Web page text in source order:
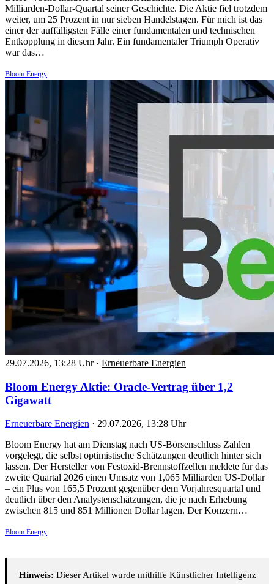
Milliarden-Dollar-Quartal seiner Geschichte. Die Aktie fiel trotzdem
weiter, um 25 Prozent in nur sieben Handelstagen. Für mich ist das
einer der auffälligsten Fälle einer fundamentalen und technischen
Entkopplung in diesem Jahr. Ein fundamentaler Triumph Operativ
war das…
Bloom Energy
29.07.2026, 13:28 Uhr · Erneuerbare Energien
Bloom Energy Aktie: Oracle-Vertrag über 1,2
Gigawatt
Erneuerbare Energien · 29.07.2026, 13:28 Uhr
Bloom Energy hat am Dienstag nach US-Börsenschluss Zahlen
vorgelegt, die selbst optimistische Schätzungen deutlich hinter sich
lassen. Der Hersteller von Festoxid-Brennstoffzellen meldete für das
zweite Quartal 2026 einen Umsatz von 1,065 Milliarden US-Dollar
– ein Plus von 165,5 Prozent gegenüber dem Vorjahresquartal und
deutlich über den Analystenschätzungen, die je nach Erhebung
zwischen 815 und 851 Millionen Dollar lagen. Der Konzern…
Bloom Energy
Hinweis: Dieser Artikel wurde mithilfe Künstlicher Intelligenz